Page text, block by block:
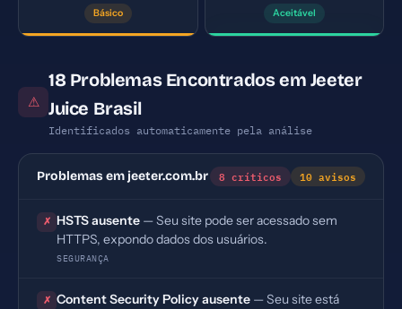
Básico Aceitável
⚠
18 Problemas Encontrados em Jeeter
Juice Brasil
Identificados automaticamente pela análise
Problemas em jeeter.com.br 8 críticos 10 avisos
✗ HSTS ausente — Seu site pode ser acessado sem
HTTPS, expondo dados dos usuários.
SEGURANÇA
✗ Content Security Policy ausente — Seu site está